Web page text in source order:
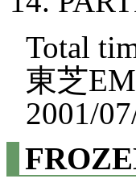
Total
東芝
2001/